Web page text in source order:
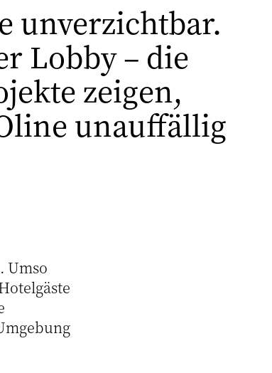
unverzichtbar.
Lobby – die
zeigen,
unauffällig
Umso